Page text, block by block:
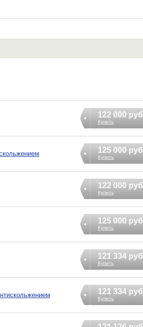
122 000 руб
Купить
125 000 руб
Купить
122 000 руб
Купить
125 000 руб
Купить
121 334 руб
Купить
121 334 руб
Купить